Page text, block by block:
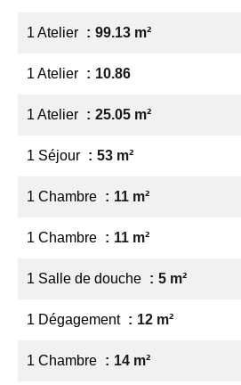
1 Atelier 99.13 m²
1 Atelier 10.86
1 Atelier 25.05 m²
1 Séjour 53 m²
1 Chambre 11 m²
1 Chambre 11 m²
1 Salle de douche 5 m²
1 Dégagement 12 m²
1 Chambre 14 m²